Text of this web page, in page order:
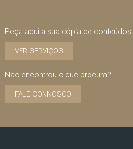
Peça aqui a sua cópia de conteúdos
VER SERVIÇOS
Não encontrou o que procura?
FALE CONNOSCO